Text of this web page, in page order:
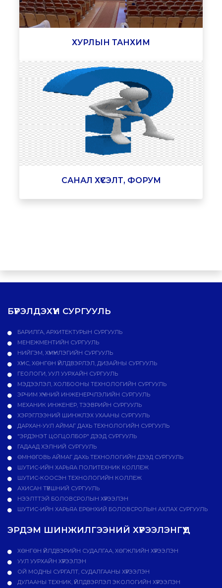
ХУРЛЫН ТАНХИМ
САНАЛ ХҮСЭЛТ, ФОРУМ
БҮРЭЛДЭХҮҮН СУРГУУЛЬ
БАРИЛГА, АРХИТЕКТУРЫН СУРГУУЛЬ
МЕНЕЖМЕНТИЙН СУРГУУЛЬ
НИЙГЭМ, ХҮМҮҮНЛЭГИЙН СУРГУУЛЬ
ХҮНС, ХӨНГӨН ҮЙЛДВЭРЛЭЛ, ДИЗАЙНЫ СУРГУУЛЬ
ГЕОЛОГИ, УУЛ УУРХАЙН СУРГУУЛЬ
МЭДЭЭЛЭЛ, ХОЛБООНЫ ТЕХНОЛОГИЙН СУРГУУЛЬ
ЭРЧИМ ХҮЧНИЙ ИНЖЕНЕРЧЛЭЛИЙН СУРГУУЛЬ
МЕХАНИК ИНЖЕНЕР, ТЭЭВРИЙН СУРГУУЛЬ
ХЭРЭГЛЭЭНИЙ ШИНЖЛЭХ УХААНЫ СУРГУУЛЬ
ДАРХАН-УУЛ АЙМАГ ДАХЬ ТЕХНОЛОГИЙН СУРГУУЛЬ
"ЭРДЭНЭТ ЦОГЦОЛБОР" ДЭЭД СУРГУУЛЬ
ГАДААД ХЭЛНИЙ СУРГУУЛЬ
ӨМНӨГОВЬ АЙМАГ ДАХЬ ТЕХНОЛОГИЙН ДЭЭД СУРГУУЛЬ
ШУТИС-ИЙН ХАРЬЯА ПОЛИТЕХНИК КОЛЛЕЖ
ШУТИС-КООСЭН ТЕХНОЛОГИЙН КОЛЛЕЖ
АХИСАН ТҮВШНИЙ СУРГУУЛЬ
НЭЭЛТТЭЙ БОЛОВСРОЛЫН ХҮРЭЭЛЭН
ШУТИС-ИЙН ХАРЬЯА ЕРӨНХИЙ БОЛОВСРОЛЫН АХЛАХ СУРГУУЛЬ
ЭРДЭМ ШИНЖИЛГЭЭНИЙ ХҮРЭЭЛЭНГҮҮД
ХӨНГӨН ҮЙЛДВЭРИЙН СУДАЛГАА, ХӨГЖЛИЙН ХҮРЭЭЛЭН
УУЛ УУРХАЙН ХҮРЭЭЛЭН
ОЙ МОДНЫ СУРГАЛТ, СУДАЛГААНЫ ХҮРЭЭЛЭН
ДУЛААНЫ ТЕХНИК, ҮЙЛДВЭРЛЭЛ ЭКОЛОГИЙН ХҮРЭЭЛЭН